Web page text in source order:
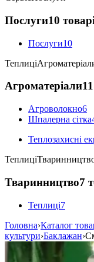
Послуги10
Послуги10
Теплиці
Агроматеріали
Агроволокно6
Шпалерна сітка
Теплозахисні
Теплиці
Тваринництво7
Теплиці7
Головна›Каталог
культури›Баклажан›